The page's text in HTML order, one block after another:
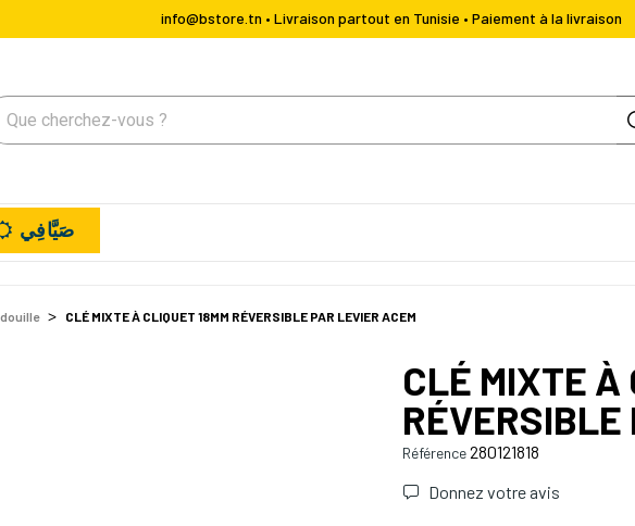
info@bstore.tn • Livraison partout en Tunisie • Paiement à la livraison
صَيَّافِي
CLÉ MIXTE À CLIQUET 18MM RÉVERSIBLE PAR LEVIER ACEM
CLÉ MIXTE À
RÉVERSIBLE
Référence280121818
Donnez votre avis